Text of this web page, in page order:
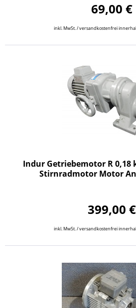
69,00 €
inkl. MwSt. / versandkostenfrei
Indur Getriebemotor R 0,18
Stirnradmotor Motor
399,00 €
inkl. MwSt. / versandkostenfrei